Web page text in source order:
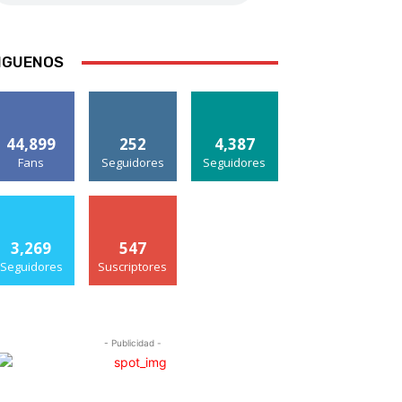
44,899
Fans
252
Seguidores
4,387
Seguidores
3,269
Seguidores
547
Suscriptores
- Publicidad -